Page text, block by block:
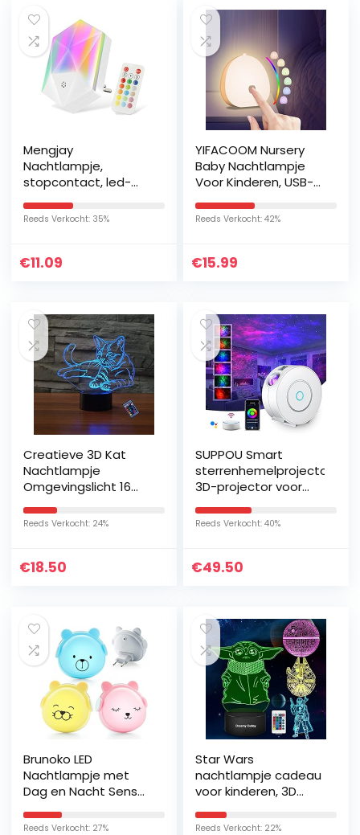
Mengjay
Nachtlampje,
stopcontact, led-
nachtlampje voor
RGB, 16 kleuren…
Reeds Verkocht: 35%
€11.09
YIFACOOM Nursery
Baby Nachtlampje
Voor Kinderen, USB-C
Kindenachtlampje,
Touch…
Reeds Verkocht: 42%
€15.99
Creatieve 3D Kat
Nachtlampje
Omgevingslicht 16
Veranderende
Schakelaar
Reeds Verkocht: 24%
€18.50
SUPPOU Smart
sterrenhemelprojector,
3D-projector voor
voor kinderen en
Reeds Verkocht: 40%
€49.50
Brunoko LED
Nachtlampje met
Dag en Nacht Sensor
Nachtlampje
Reeds Verkocht: 27%
Star Wars
nachtlampje cadeau
voor kinderen, 3D
patroon en 7
Reeds Verkocht: 22%